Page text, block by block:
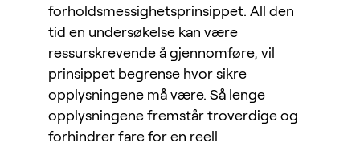
forholdsmessighetsprinsippet. All den
tid en undersøkelse kan være
ressurskrevende å gjennomføre, vil
prinsippet begrense hvor sikre
opplysningene må være. Så lenge
opplysningene fremstår troverdige og
forhindrer fare for en reell